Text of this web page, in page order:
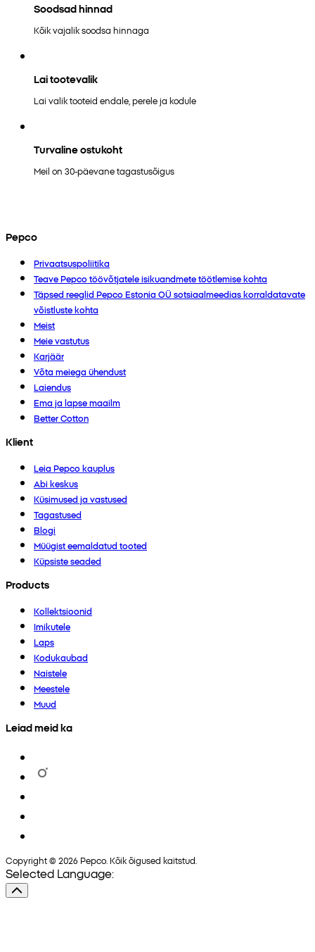
Soodsad hinnad
Kõik vajalik soodsa hinnaga
Lai tootevalik
Lai valik tooteid endale, perele ja kodule
Turvaline ostukoht
Meil on 30-päevane tagastusõigus
Pepco
Privaatsuspoliitika
Teave Pepco töövõtjatele isikuandmete töötlemise kohta
Täpsed reeglid Pepco Estonia OÜ sotsiaalmeedias korraldatavate
võistluste kohta
Meist
Meie vastutus
Karjäär
Võta meiega ühendust
Laiendus
Ema ja lapse maailm
Better Cotton
Klient
Leia Pepco kauplus
Abi keskus
Küsimused ja vastused
Tagastused
Blogi
Müügist eemaldatud tooted
Küpsiste seaded
Products
Kollektsioonid
Imikutele
Laps
Kodukaubad
Naistele
Meestele
Muud
Leiad meid ka
Copyright © 2026 Pepco. Kõik õigused kaitstud.
Selected Language: